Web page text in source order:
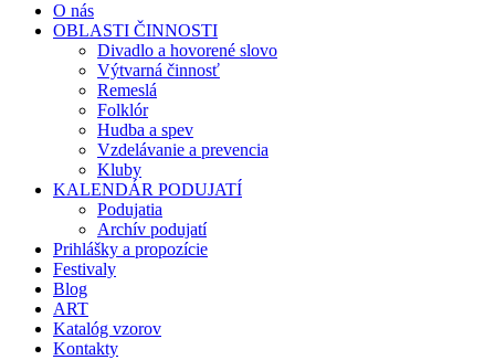
O nás
OBLASTI ČINNOSTI
Divadlo a hovorené slovo
Výtvarná činnosť
Remeslá
Folklór
Hudba a spev
Vzdelávanie a prevencia
Kluby
KALENDÁR PODUJATÍ
Podujatia
Archív podujatí
Prihlášky a propozície
Festivaly
Blog
ART
Katalóg vzorov
Kontakty